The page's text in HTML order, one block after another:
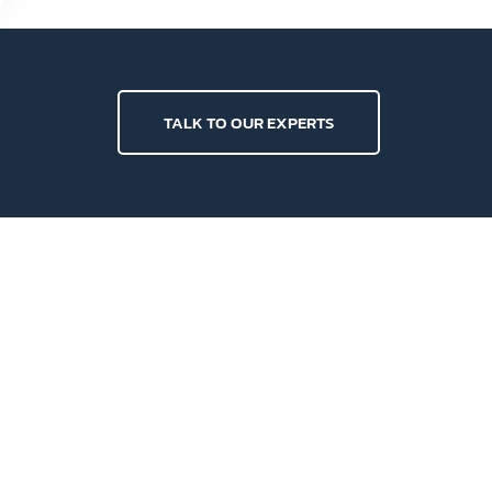
TALK TO OUR EXPERTS